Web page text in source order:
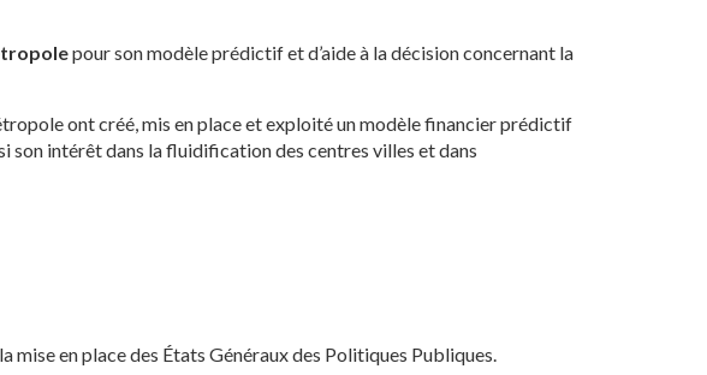
pour son modèle prédictif et d’aide à la décision concernant la
ont créé, mis en place et exploité un modèle financier prédictif
son intérêt dans la fluidification des centres villes et dans
mise en place des États Généraux des Politiques Publiques.